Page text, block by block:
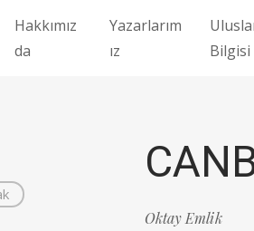
Hakkımız
da
Yazarlarım
ız
Bilgisi
Oktay Emlik